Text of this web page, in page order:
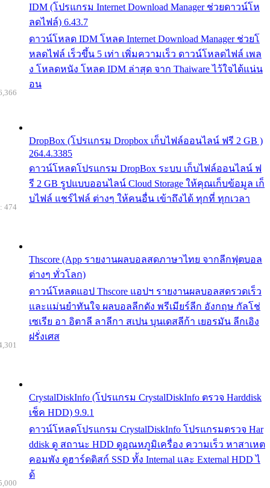
IDM (โปรแกรม Internet Download Manager ช่วยดาวน์โห
ลดไฟล์) 6.43.7
ดาวน์โหลด IDM โหลด Internet Download Manager ช่วยโ
หลดไฟล์ เร็วขึ้น 5 เท่า เพิ่มความเร็ว ดาวน์โหลดไฟล์ เพล
ง โหลดหนัง โหลด IDM ล่าสุด จาก Thaiware ไว้ใจได้แน่น
อน
DropBox (โปรแกรม Dropbox เก็บไฟล์ออนไลน์ ฟรี 2 GB )
264.4.3385
ดาวน์โหลดโปรแกรม DropBox ระบบ เก็บไฟล์ออนไลน์ ฟ
รี 2 GB รูปแบบออนไลน์ Cloud Storage ให้คุณเก็บข้อมูล เก็
บไฟล์ แชร์ไฟล์ ต่างๆ ให้คนอื่น เข้าถึงได้ ทุกที่ ทุกเวลา
Thscore (App รายงานผลบอลสดภาษาไทย จากลีกฟุตบอล
ต่างๆ ทั่วโลก)
ดาวน์โหลดแอป Thscore แอปฯ รายงานผลบอลสดรวดเร็ว
และแม่นยำทันใจ ผลบอลลีกดัง พรีเมียร์ลีก อังกฤษ กัลโช่
เซเรีย อา อิตาลี ลาลีกา สเปน บุนเดสลีก้า เยอรมัน ลีกเอิง
ฝรั่งเศส
474
CrystalDiskInfo (โปรแกรม CrystalDiskInfo ตรวจ Harddisk
เช็ค HDD) 9.9.1
ดาวน์โหลดโปรแกรม CrystalDiskInfo โปรแกรมตรวจ Har
ddisk ดู สถานะ HDD ดูอุณหภูมิเครื่อง ความเร็ว หาสาเหต
คอมพัง ดูฮาร์ดดิสก์ SSD ทั้ง Internal และ External HDD ไ
ด้